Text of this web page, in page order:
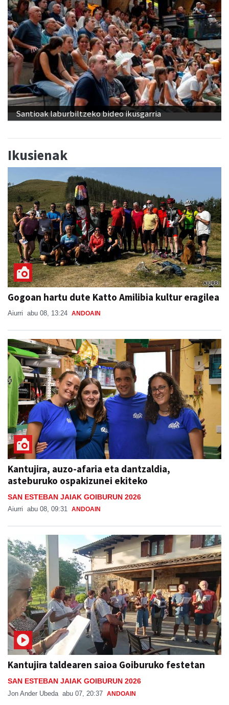
Santioak laburbiltzeko bideo ikusgarria
Ikusienak
Gogoan hartu dute Katto Amilibia kultur eragilea
Aiurri abu 08, 13:24 ANDOAIN
Kantujira, auzo-afaria eta dantzaldia,
asteburuko ospakizunei ekiteko
SAN ESTEBAN JAIAK GOIBURUN 2026
Aiurri abu 08, 09:31 ANDOAIN
Kantujira taldearen saioa Goiburuko festetan
SAN ESTEBAN JAIAK GOIBURUN 2026
Jon Ander Ubeda abu 07, 20:37 ANDOAIN